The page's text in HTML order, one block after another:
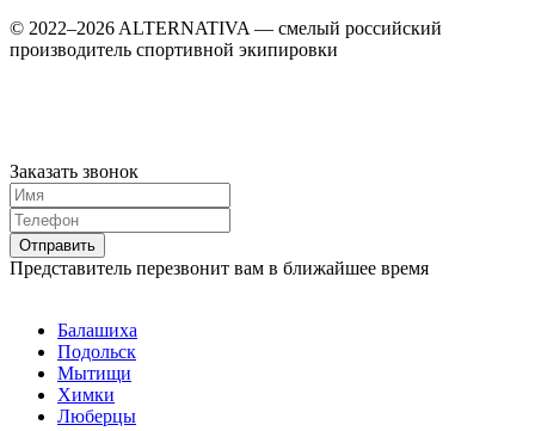
© 2022–2026 ALTERNATIVA — смелый российский
производитель спортивной экипировки
Заказать звонок
Представитель перезвонит вам в ближайшее время
Балашиха
Подольск
Мытищи
Химки
Люберцы